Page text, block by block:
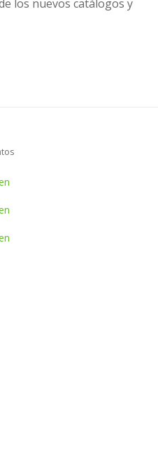
los nuevos catálogos y